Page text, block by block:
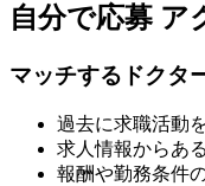
自分で応募 ア
マッチするドクタ
過去に求職活動
求人情報からあ
報酬や勤務条件